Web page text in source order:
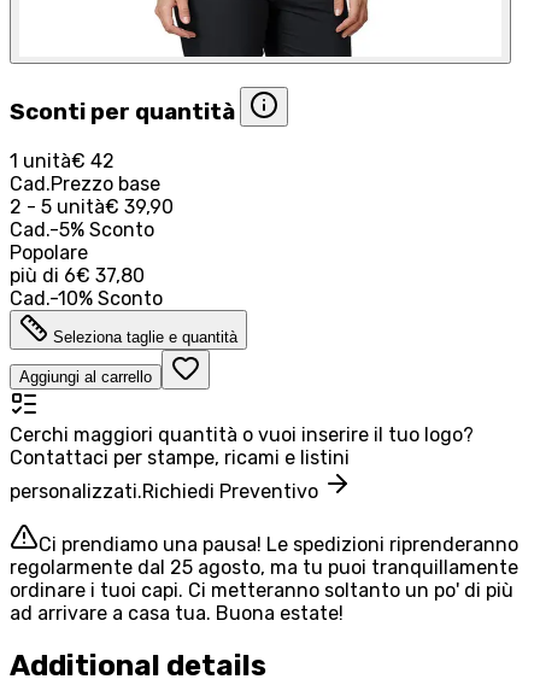
Sconti per quantità
1 unità€ 42
Cad.Prezzo base
2 - 5 unità€ 39,90
Cad.-5% Sconto
Popolare
più di 6€ 37,80
Cad.-10% Sconto
Seleziona taglie e quantità
Aggiungi al carrello
Cerchi maggiori quantità o vuoi inserire il tuo logo?
Contattaci per stampe, ricami e listini
personalizzati.Richiedi Preventivo
Ci prendiamo una pausa! Le spedizioni riprenderanno
regolarmente dal 25 agosto, ma tu puoi tranquillamente
ordinare i tuoi capi. Ci metteranno soltanto un po' di più
ad arrivare a casa tua. Buona estate!
Additional details